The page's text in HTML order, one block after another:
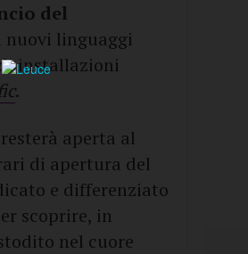
del
nuovi linguaggi
installazioni
.
aperta al
di apertura del
e differenziato
scoprire, in
nel cuore